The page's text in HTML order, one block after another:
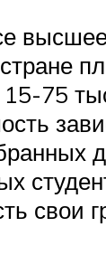
75
свои